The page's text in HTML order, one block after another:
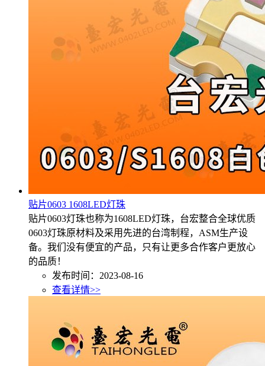
贴片0603 1608LED灯珠
贴片0603灯珠也称为1608LED灯珠，台宏整合全球优质
0603灯珠原材料及采用先进的台湾制程，ASM生产设
备。我们没有便宜的产品，只有让更多合作客户更放心
的品质！
发布时间：2023-08-16
查看详情>>